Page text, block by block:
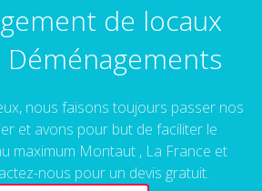
de locaux
nous faisons toujours passer nos
et avons pour but de faciliter le
maximum Montaut , La France et
nous pour un devis gratuit.